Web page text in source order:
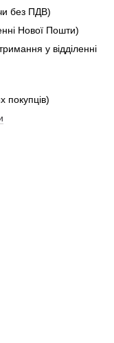
без ПДВ)
Нової Пошти)
у відділенні
покупців)